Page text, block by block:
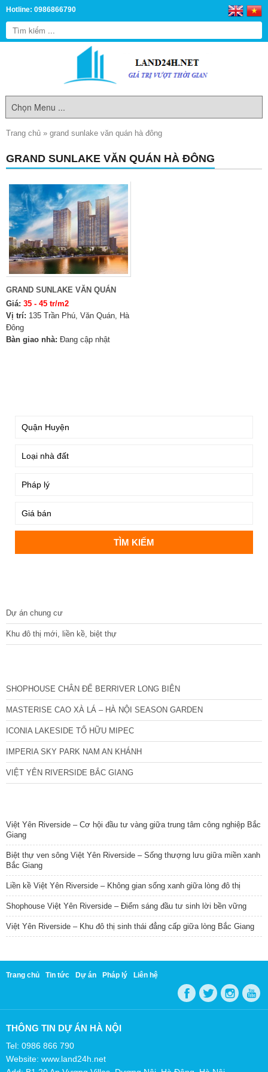
Hotline: 0986866790
Trang chủ » grand sunlake văn quán hà đông
GRAND SUNLAKE VĂN QUÁN HÀ ĐÔNG
GRAND SUNLAKE VĂN QUÁN
Giá: 35 - 45 tr/m2
Vị trí: 135 Trần Phú, Văn Quán, Hà
Đông
Bàn giao nhà: Đang cập nhật
Dự án chung cư
Khu đô thị mới, liền kề, biệt thự
SHOPHOUSE CHÂN ĐẾ BERRIVER LONG BIÊN
MASTERISE CAO XÀ LÁ – HÀ NỘI SEASON GARDEN
ICONIA LAKESIDE TỐ HỮU MIPEC
IMPERIA SKY PARK NAM AN KHÁNH
VIỆT YÊN RIVERSIDE BẮC GIANG
Việt Yên Riverside – Cơ hội đầu tư vàng giữa trung tâm công nghiệp Bắc
Giang
Biệt thự ven sông Việt Yên Riverside – Sống thượng lưu giữa miền xanh
Bắc Giang
Liền kề Việt Yên Riverside – Không gian sống xanh giữa lòng đô thị
Shophouse Việt Yên Riverside – Điểm sáng đầu tư sinh lời bền vững
Việt Yên Riverside – Khu đô thị sinh thái đẳng cấp giữa lòng Bắc Giang
Trang chủ Tin tức Dự án Pháp lý Liên hệ
THÔNG TIN DỰ ÁN HÀ NỘI
Tel: 0986 866 790
Website: www.land24h.net